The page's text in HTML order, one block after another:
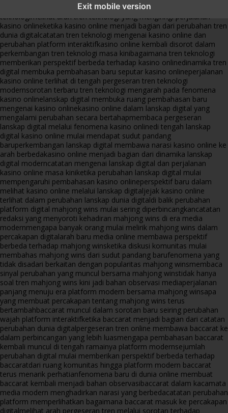
Exit mobile version
kasino online muncul seiring pergeseran tren platform
teknologimelihat arah tren teknologi yang mengiringi perjalanan
kasino onlineketika kasino online menjadi bagian dari perubahan tren
dunia digitalcatatan tren teknologi mengenai kasino online dan
perubahan platform interaktifkasino online kembali disorot dalam
perkembangan tren teknologi masa kinibagaimana tren teknologi
memberikan perspektif berbeda terhadap kasino onlinedinamika tren
digital membuka pembahasan baru seputar kasino onlineperjalanan
kasino online terlihat di tengah pergeseran tren teknologi
modernsorotan terbaru tren teknologi mengarah pada fenomena
kasino onlinelanskap digital membuka ruang pembahasan baru
mengenai kasino onlinekasino online dalam lanskap digital yang
mengalami perubahan secara bertahapmembaca pergeseran
lanskap digital melalui fenomena kasino onlinedi tengah lanskap
digital kasino online mulai mendapat sudut pandang
baruperkembangan lanskap digital membawa narasi kasino online ke
arah berbedakasino online menjadi bagian dari dinamika lanskap
digital moderncatatan mengenai lanskap digital dan perjalanan
kasino online masa kiniketika perubahan lanskap digital mulai
mempengaruhi pembahasan kasino onlineperspektif baru dalam
melihat kasino online melalui lanskap digitaljejak kasino online
terlihat dalam perubahan lanskap dunia digitaldi balik perubahan
platform digital mahjong wins mulai sering diperbincangkancatatan
redaksi yang menyoroti kehadiran mahjong wins di era media
modernmengapa banyak orang mulai melirik mahjong wins dalam
percakapan digitalarah baru media online membawa perspektif
berbeda terhadap mahjong winsketika diskusi komunitas mulai
membahas mahjong wins dari sudut pandang barufenomena yang
tidak disadari berkaitan dengan popularitas mahjong winsmembaca
sinyal perubahan yang muncul bersama mahjong winstidak hanya
soal tren mahjong wins kini jadi bahan observasi mediaperjalanan
panjang menuju era platform modern bersama mahjong winsapa
yang membuat percakapan tentang mahjong wins terus
bertambahbaccarat muncul dalam sorotan baru seiring perubahan
wajah platform interaktifketika baccarat menjadi bagian dari catatan
perubahan dunia digitalpergeseran tren online membawa baccarat ke
dalam perbincangan yang lebih luasmengapa pembahasan baccarat
kembali muncul di tengah ramainya platform modernsejumlah
perubahan digital mulai memberikan perspektif berbeda terhadap
baccaratdari ruang komunitas hingga platform modern baccarat
terus menarik perhatianfenomena baru di dunia online membuat
baccarat kembali menjadi bahan observasibaccarat dalam kacamata
media modern menghadirkan narasi yang berbedacatatan perubahan
platform memperlihatkan bagaimana baccarat masuk ke percakapan
digitalmelihat arah pergeseran tren melalui sorotan terhadap